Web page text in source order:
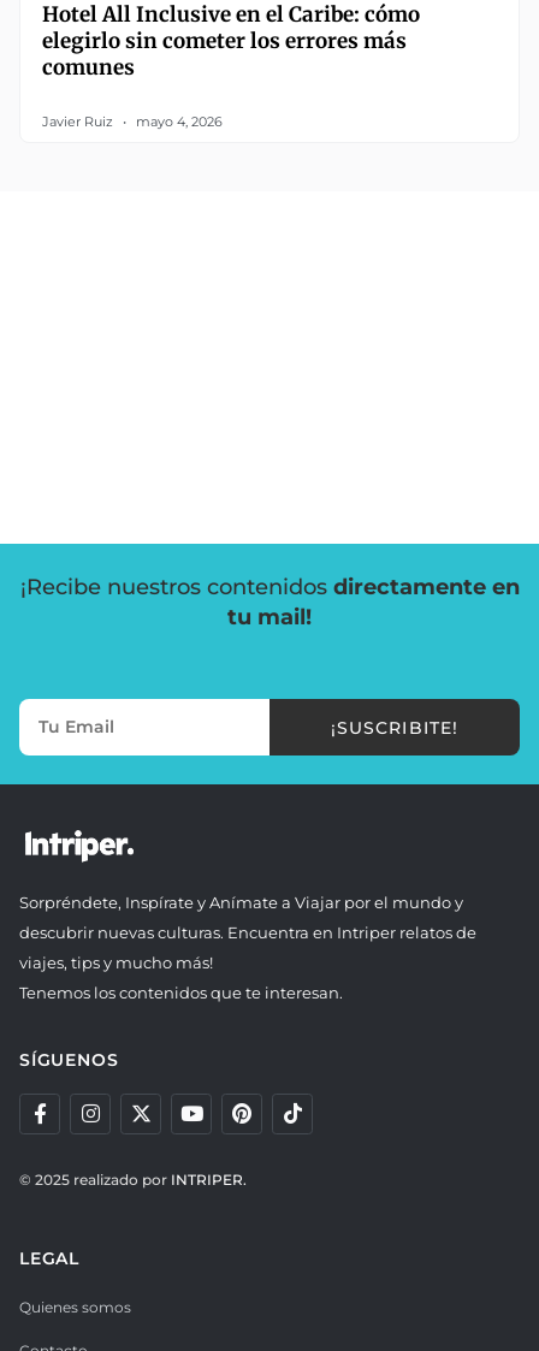
Hotel All Inclusive en el Caribe: cómo
elegirlo sin cometer los errores más
comunes
Javier Ruiz mayo 4, 2026
¡Recibe nuestros contenidos directamente en
tu mail!
¡SUSCRIBITE!
Sorpréndete, Inspírate y Anímate a Viajar por el mundo y
descubrir nuevas culturas. Encuentra en Intriper relatos de
viajes, tips y mucho más!
Tenemos los contenidos que te interesan.
SÍGUENOS
© 2025 realizado por INTRIPER.
LEGAL
Quienes somos